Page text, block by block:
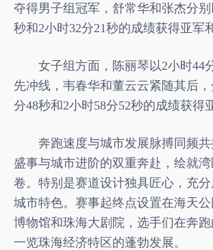
夺得男子组冠军，舒常华和张杰分别
秒和2小时32分21秒的成绩获得亚军
女子组方面，陈丽琴以2小时44
先冲线，韦春华和董云云紧随其后
分48秒和2小时58分52秒的成绩获得
奔跑速度与城市发展脉搏同频
盛事与城市进阶的双重奔赴，绘就
卷。特别是赛道设计独具匠心，充
城市特色。赛事起终点设置在海天
博物馆和珠海大剧院，选手们在奔
一览珠海经济特区的蓬勃发展。